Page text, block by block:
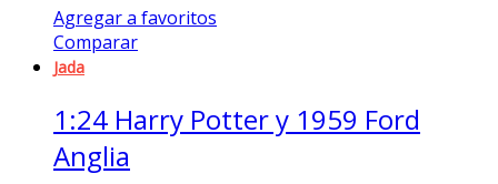
Agregar a favoritos
Comparar
Jada
1:24 Harry Potter y 1959 Ford
Anglia